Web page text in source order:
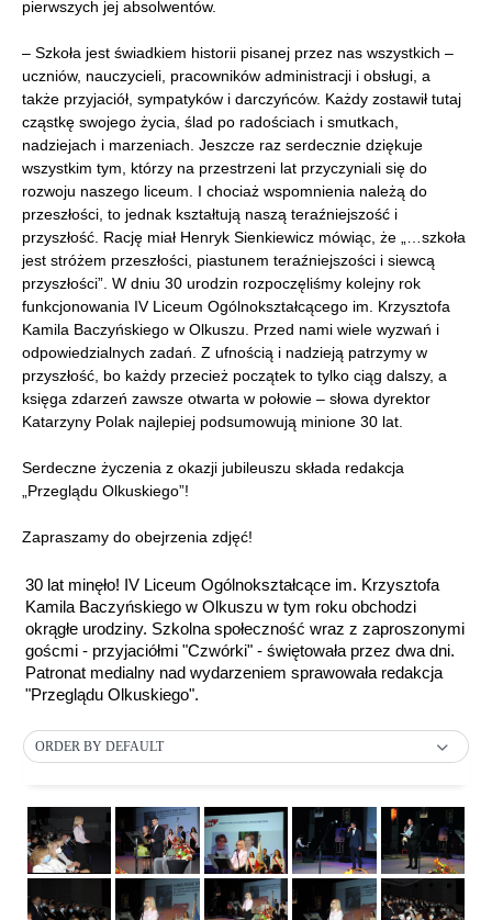
pierwszych jej absolwentów.
– Szkoła jest świadkiem historii pisanej przez nas wszystkich –
uczniów, nauczycieli, pracowników administracji i obsługi, a
także przyjaciół, sympatyków i darczyńców. Każdy zostawił tutaj
cząstkę swojego życia, ślad po radościach i smutkach,
nadziejach i marzeniach. Jeszcze raz serdecznie dziękuje
wszystkim tym, którzy na przestrzeni lat przyczyniali się do
rozwoju naszego liceum. I chociaż wspomnienia należą do
przeszłości, to jednak kształtują naszą teraźniejszość i
przyszłość. Rację miał Henryk Sienkiewicz mówiąc, że „…szkoła
jest stróżem przeszłości, piastunem teraźniejszości i siewcą
przyszłości”. W dniu 30 urodzin rozpoczęliśmy kolejny rok
funkcjonowania IV Liceum Ogólnokształcącego im. Krzysztofa
Kamila Baczyńskiego w Olkuszu. Przed nami wiele wyzwań i
odpowiedzialnych zadań. Z ufnością i nadzieją patrzymy w
przyszłość, bo każdy przecież początek to tylko ciąg dalszy, a
księga zdarzeń zawsze otwarta w połowie – słowa dyrektor
Katarzyny Polak najlepiej podsumowują minione 30 lat.
Serdeczne życzenia z okazji jubileuszu składa redakcja
„Przeglądu Olkuskiego”!
Zapraszamy do obejrzenia zdjęć!
30 lat minęło! IV Liceum Ogólnokształcące im. Krzysztofa
Kamila Baczyńskiego w Olkuszu w tym roku obchodzi
okrągłe urodziny. Szkolna społeczność wraz z zaproszonymi
goścmi - przyjaciółmi "Czwórki" - świętowała przez dwa dni.
Patronat medialny nad wydarzeniem sprawowała redakcja
"Przeglądu Olkuskiego".
ORDER BY DEFAULT